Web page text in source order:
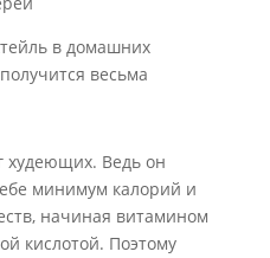
худеющих. Ведь он
минимум калорий и
начиная витамином
кислотой. Поэтому